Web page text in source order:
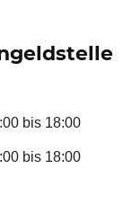
bis 18:00
bis 18:00